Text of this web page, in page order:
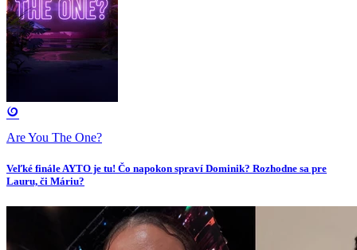
Are You The One?
Veľké finále AYTO je tu! Čo napokon spraví Dominik? Rozhodne sa pre
Lauru, či Máriu?